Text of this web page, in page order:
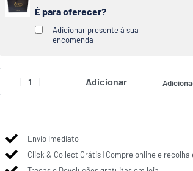
É para oferecer?
Adicionar presente à sua
encomenda
Adicionar
Envio Imediato
Click & Collect Grátis | Compre online e recolha